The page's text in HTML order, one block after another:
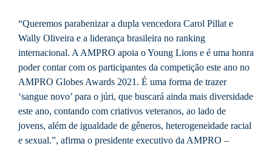
“Queremos parabenizar a dupla vencedora Carol Pillat e
Wally Oliveira e a liderança brasileira no ranking
internacional. A AMPRO apoia o Young Lions e é uma honra
poder contar com os participantes da competição este ano no
AMPRO Globes Awards 2021. É uma forma de trazer
‘sangue novo’ para o júri, que buscará ainda mais diversidade
este ano, contando com criativos veteranos, ao lado de
jovens, além de igualdade de gêneros, heterogeneidade racial
e sexual.”, afirma o presidente executivo da AMPRO –